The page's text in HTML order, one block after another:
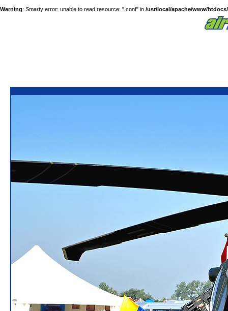
Warning: Smarty error: unable to read resource: ".conf" in /usr/local/apache/www/